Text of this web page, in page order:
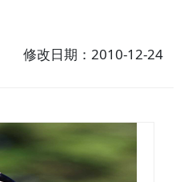
修改日期：2010-12-24